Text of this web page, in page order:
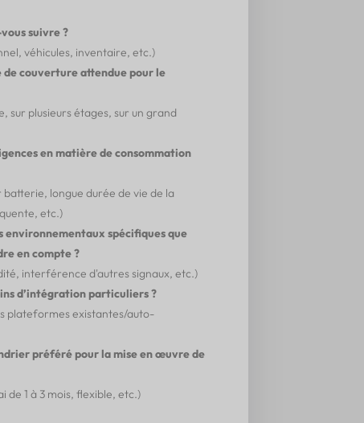
suivre ?
véhicules, inventaire, etc.)
couverture attendue pour le
sur plusieurs étages, sur un grand
en matière de consommation
longue durée de vie de la
etc.)
spécifiques que
en compte ?
interférence d'autres signaux, etc.)
d’intégration particuliers ?
plateformes existantes/auto-
préféré pour la mise en œuvre de
de 1 à 3 mois, flexible, etc.)